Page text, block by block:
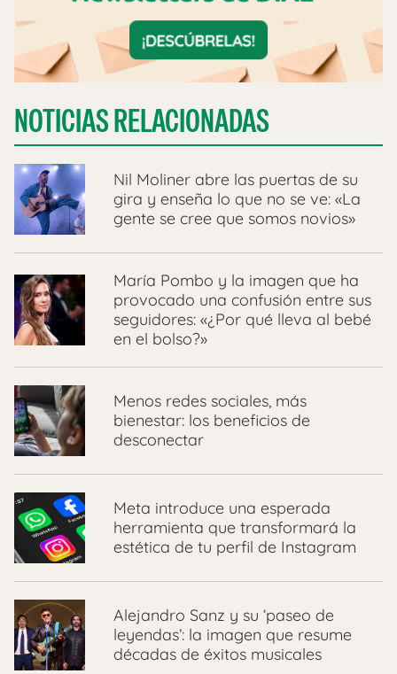
NOTICIAS RELACIONADAS
Nil Moliner abre las puertas de su
gira y enseña lo que no se ve: «La
gente se cree que somos novios»
María Pombo y la imagen que ha
provocado una confusión entre sus
seguidores: «¿Por qué lleva al bebé
en el bolso?»
Menos redes sociales, más
bienestar: los beneficios de
desconectar
Meta introduce una esperada
herramienta que transformará la
estética de tu perfil de Instagram
Alejandro Sanz y su ‘paseo de
leyendas’: la imagen que resume
décadas de éxitos musicales